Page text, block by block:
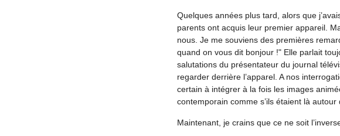
Quelques années plus tard, alors que
parents ont acquis leur premier appareil.
nous. Je me souviens des premières
quand on vous dit bonjour !" Elle parlait
salutations du présentateur du journal
regarder derrière l’apparel. A nos
certain à intégrer à la fois les images
contemporain comme s’ils étaient là autour
Maintenant, je crains que ce ne soit